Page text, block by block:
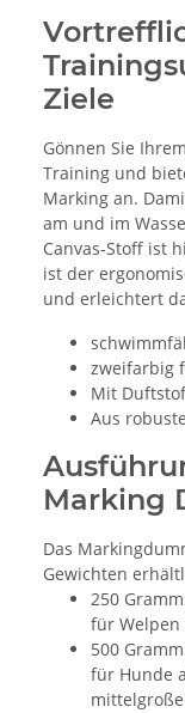
Ziele
Gönnen Sie
Training und
Marking an.
am und im
Canvas-Stoff ist
ist der
und erleichtert
zweifarbig
Mit
Aus
Marking
Das
Gewichten
250
für Welpen
500
für Hunde